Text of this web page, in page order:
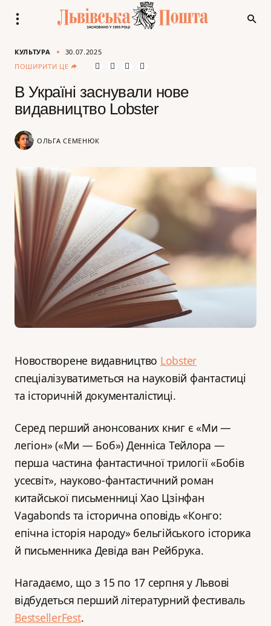
КУЛЬТУРА
30.07.2025
ПОШИРИТИ ЦЕ
В Україні заснували нове
видавництво Lobster
ОЛЬГА СЕМЕНЮК
Новостворене видавництво Lobster
спеціалізуватиметься на науковій фантастиці
та історичній документалістиці.
Серед перший анонсованих книг є «Ми —
легіон» («Ми — Боб») Денніса Тейлора —
перша частина фантастичної трилогії «Бобів
усесвіт», науково-фантастичний роман
китайської письменниці Хао Цзінфан
Vagabonds та історична оповідь «Конго:
епічна історія народу» бельгійського історика
й письменника Девіда ван Рейбрука.
Нагадаємо, що з 15 по 17 серпня у Львові
відбудеться перший літературний фестиваль
BestsellerFest.